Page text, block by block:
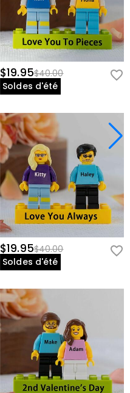
$19.95$40.00
Soldes d'été
$19.95$40.00
Soldes d'été